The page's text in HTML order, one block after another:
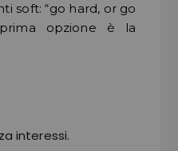
soft: “go hard, or go
opzione è la